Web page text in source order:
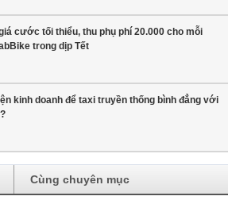
cước tối thiểu, thu phụ phí 20.000 cho mỗi
trong dịp Tết
kinh doanh để taxi truyền thống bình đẳng với
Cùng chuyên mục